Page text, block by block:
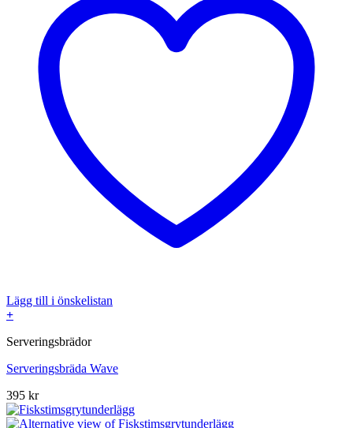
Lägg till i önskelistan
+
Serveringsbrädor
Serveringsbräda Wave
395 kr